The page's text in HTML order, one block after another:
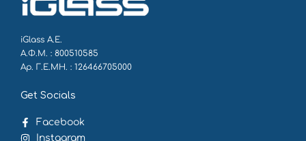
iGlass Α.Ε.
Α.Φ.Μ. : 800510585
Αρ. Γ.Ε.ΜΗ. : 126466705000
Get Socials
Facebook
Instagram